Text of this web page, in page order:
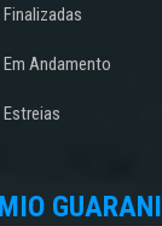
Finalizadas
Em Andamento
Estreias
GUARANI